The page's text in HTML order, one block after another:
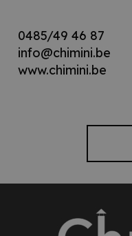
0485/49 46 87
info@chimini.be
www.chimini.be